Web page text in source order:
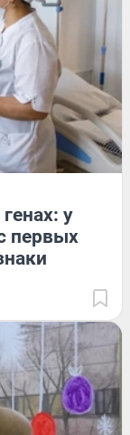
у
первых